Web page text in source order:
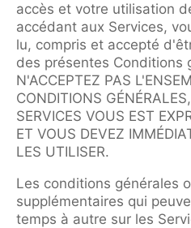
accès et votre utilisation
accédant aux Services,
lu, compris et accepté
des présentes Conditions
N'ACCEPTEZ PAS
CONDITIONS
SERVICES VOUS EST
ET VOUS DEVEZ
LES UTILISER.
Les conditions générales
supplémentaires qui
temps à autre sur les